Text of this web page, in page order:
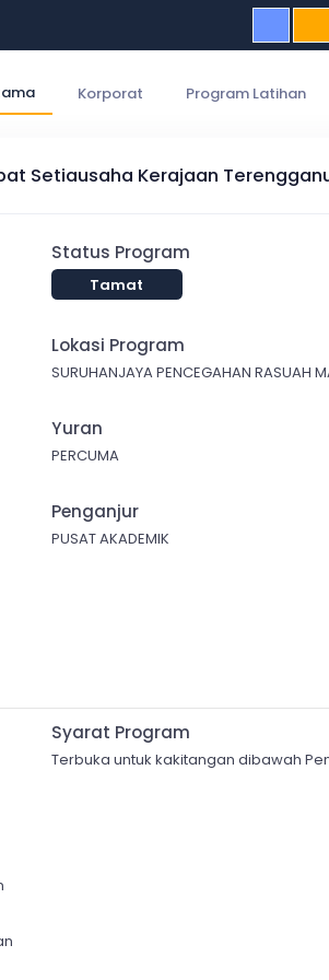
Korporat Program Latihan
Setiausaha Kerajaan
Status Program
Tamat
Lokasi Program
SURUHANJAYA PENCEGAHAN RASUAH
Yuran
PERCUMA
Penganjur
PUSAT AKADEMIK
Syarat Program
Terbuka untuk kakitangan dibawah